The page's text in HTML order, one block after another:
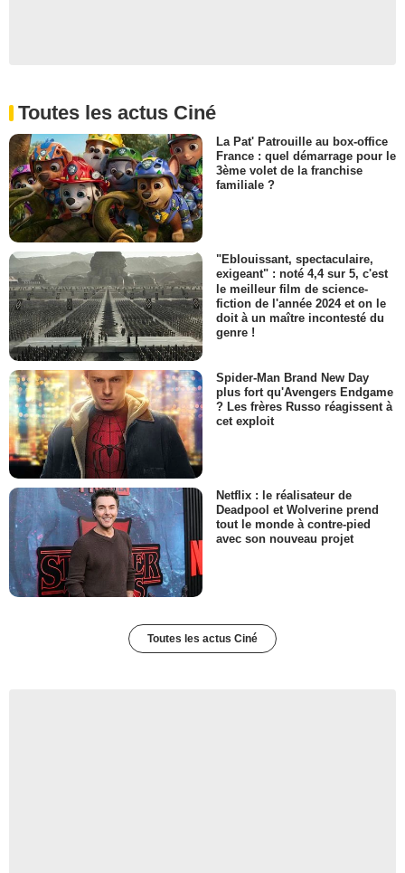
Toutes les actus Ciné
La Pat' Patrouille au box-office
France : quel démarrage pour le
3ème volet de la franchise
familiale ?
"Eblouissant, spectaculaire,
exigeant" : noté 4,4 sur 5, c'est
le meilleur film de science-
fiction de l'année 2024 et on le
doit à un maître incontesté du
genre !
Spider-Man Brand New Day
plus fort qu'Avengers Endgame
? Les frères Russo réagissent à
cet exploit
Netflix : le réalisateur de
Deadpool et Wolverine prend
tout le monde à contre-pied
avec son nouveau projet
Toutes les actus Ciné